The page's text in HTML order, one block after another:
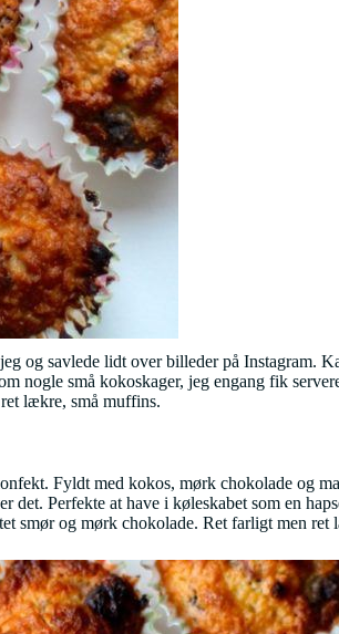
savlede lidt over billeder på Instagram.
små kokoskager, jeg engang fik
lækre, små muffins.
Fyldt med kokos, mørk chokolade og
Perfekte at have i køleskabet som en
smør og mørk chokolade. Ret farligt men